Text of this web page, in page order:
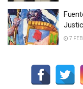
7